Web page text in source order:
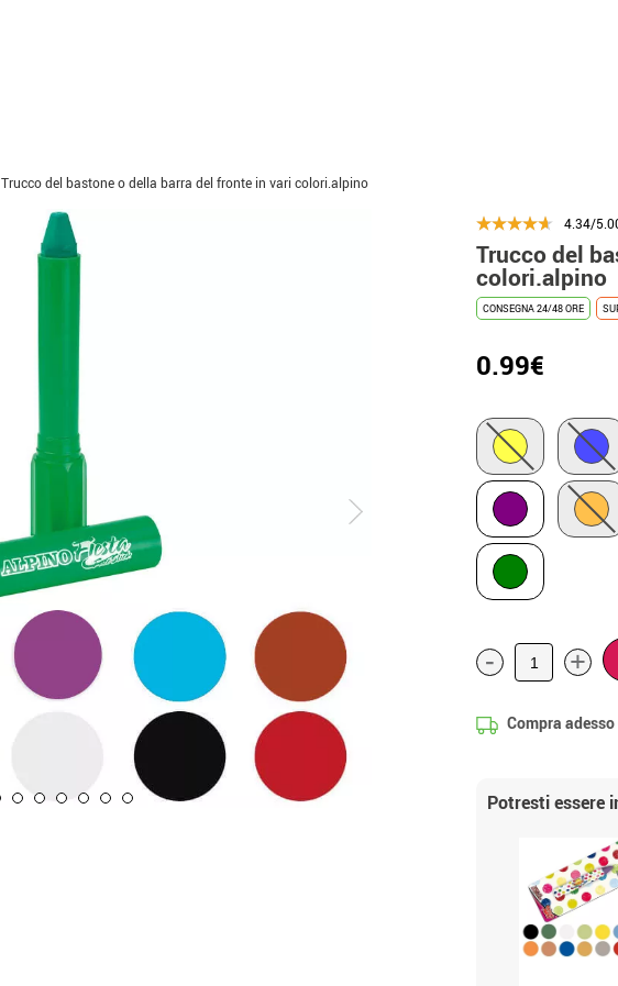
Trucco del bastone o della barra del fronte in vari colori.alpino
4.34/
Trucco del
colori.alpino
CONSEGNA 24/48 ORE
0.99€
- +
Compra adesso
Potresti essere